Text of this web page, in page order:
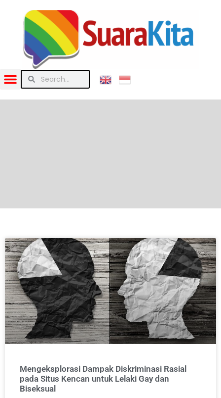
Mengeksplorasi Dampak Diskriminasi Rasial
pada Situs Kencan untuk Lelaki Gay dan
Biseksual